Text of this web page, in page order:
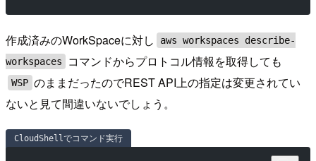
作成済みのWorkSpaceに対し
aws workspaces describe-
workspaces
コマンドからプロトコル情報を取得しても
WSP のままだったのでREST API上の指定は変更されてい
ないと見て間違いないでしょう。
CloudShellでコマンド実行